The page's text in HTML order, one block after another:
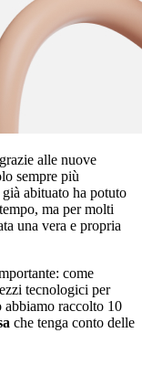
alle nuove
sempre più
abituato ha potuto
ma per molti
una vera e propria
come
tecnologici per
raccolto 10
che tenga conto delle